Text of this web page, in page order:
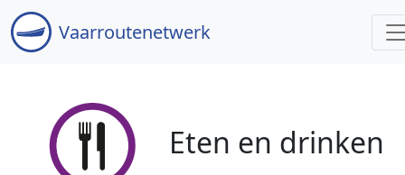
Vaarroutenetwerk
Eten en drinken